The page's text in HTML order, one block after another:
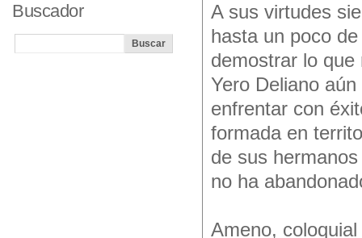
A sus virtudes
hasta un poco
demostrar lo
Yero Deliano
enfrentar con
formada en
de sus
no ha
Ameno,
Buscador